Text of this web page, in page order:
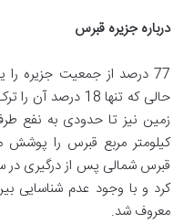
درباره جزیره قبرس
77 درصد از جمعیت جزیره
حالی که تنها 18
کیلومتر مربع قبرس را
کرد و با وجود عدم شناسایی
معروف شد.